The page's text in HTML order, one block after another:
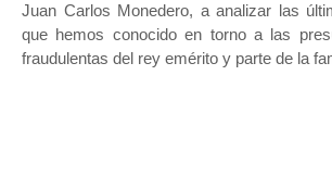
Juan Carlos Monedero, a analizar las
que hemos conocido en torno a las
fraudulentas del rey emérito y parte de la